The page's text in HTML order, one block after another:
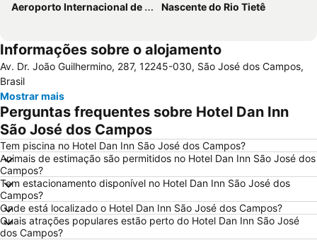
Aeroporto Internacional de São José dos Campos - Professor Urbano Ernesto
Nascente do Rio Tietê
Informações sobre o alojamento
Av. Dr. João Guilhermino, 287, 12245-030, São José dos Campos,
Brasil
Mostrar mais
Perguntas frequentes sobre Hotel Dan Inn
São José dos Campos
Tem piscina no Hotel Dan Inn São José dos Campos?
Animais de estimação são permitidos no Hotel Dan Inn São José dos
Campos?
Tem estacionamento disponível no Hotel Dan Inn São José dos
Campos?
Onde está localizado o Hotel Dan Inn São José dos Campos?
Quais atrações populares estão perto do Hotel Dan Inn São José
dos Campos?